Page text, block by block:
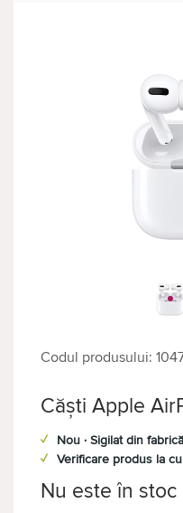
Codul produsului:
Căşti Apple
✓
Nou · Sigilat din fabrică
✓
Verificare produs la
Nu este în stoc